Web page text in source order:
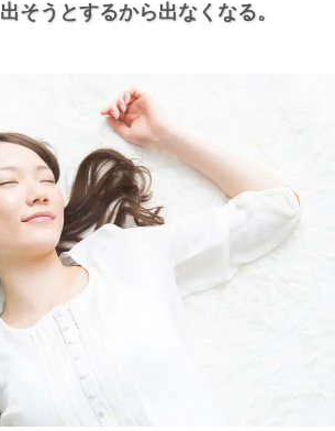
出そうとするから出なくなる。